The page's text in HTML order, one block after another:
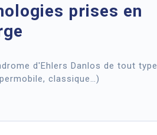
prises en
d'Ehlers Danlos de tout type
classique…)